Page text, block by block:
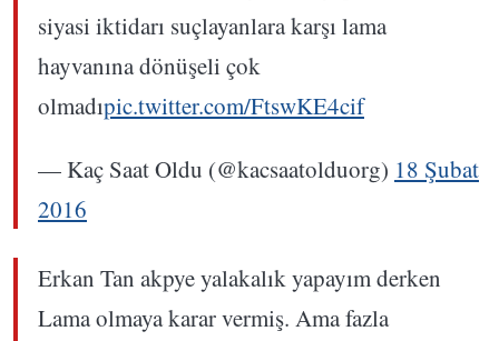
siyasi iktidarı suçlayanlara karşı lama
hayvanına dönüşeli çok
olmadıpic.twitter.com/FtswKE4cif
— Kaç Saat Oldu (@kacsaatolduorg) 18 Şubat
2016
Erkan Tan akpye yalakalık yapayım derken
Lama olmaya karar vermiş. Ama fazla